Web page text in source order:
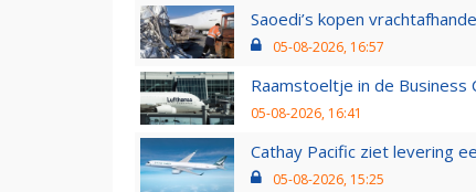
Saoedi’s kopen
05-08-2026, 16:57
Raamstoeltje in de Business
05-08-2026, 16:41
Cathay Pacific ziet levering
05-08-2026, 15:25